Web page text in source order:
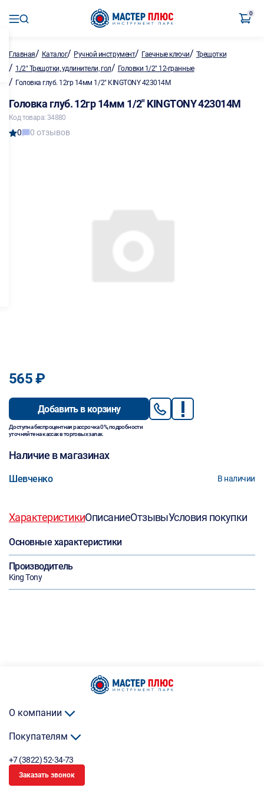
0
Главная/ Каталог/ Ручной инструмент/ Гаечные ключи/ Трещотки
/ 1/2" Трещотки, удлинители, гол/ Головки 1/2" 12-гранные
/ Головка глуб. 12гр 14мм 1/2" KINGTONY 423014M
Головка глуб. 12гр 14мм 1/2" KINGTONY 423014M
Код товара: 34880
0 0 отзывов
565 ₽
Добавить в корзину
Доступна беспроцентная рассрочка 0%, подробности
уточняйте на кассах в торговых залах.
Наличие в магазинах
Шевченко В наличии
ХарактеристикиОписаниеОтзывыУсловия покупки
Основные характеристики
Производитель
King Tony
О компании
Покупателям
+7 (3822) 52-34-73
Заказать звонок